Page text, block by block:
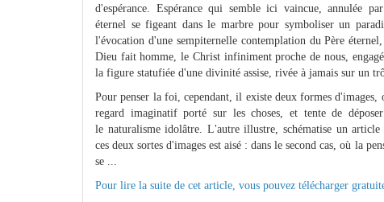
d'espérance. Espérance qui semble ici vaincue, annulée
éternel se figeant dans le marbre pour symboliser un
l'évocation d'une sempiternelle contemplation du Père
Dieu fait homme, le Christ infiniment proche de nous,
la figure statufiée d'une divinité assise, rivée à jamais sur un
Pour penser la foi, cependant, il existe deux formes
regard imaginatif porté sur les choses, et tente de
le naturalisme idolâtre. L'autre illustre, schématise un
ces deux sortes d'images est aisé : dans le second cas, où la
se ...
Pour lire la suite de cet article, vous pouvez télécharger